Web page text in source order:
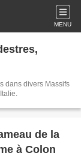
MENU
dans divers Massifs
de la
à Colon